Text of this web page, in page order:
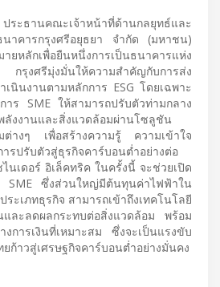
ะธานคณะเจ้าหน้าที่ด้านกลยุทธ์และ
นาคารกรุงศรีอยุธยา จำกัด (มหาชน)
หลักเพื่อยืนหนึ่งการเป็นธนาคารแห่ง
กรุงศรีมุ่งมั่นให้ความสำคัญกับการส่ง
เนินงานตามหลักการ ESG โดยเฉพาะ
าร SME ให้สามารถปรับตัวท่ามกลาง
ลังงานและสิ่งแวดล้อมผ่านโซลูชัน
มต่างๆ เพื่อสร้างความรู้ ความเข้าใจ
รปรับตัวสู่ธุรกิจคาร์บอนต่ำอย่างต่อ
นเดอร์ อิเล็คทริค ในครั้งนี้ จะช่วยเปิด
SME ซึ่งส่วนใหญ่มีต้นทุนค่าไฟฟ้าใน
ะเภทธุรกิจ สามารถเข้าถึงเทคโนโลยี
และลดผลกระทบต่อสิ่งแวดล้อม พร้อม
การเงินที่เหมาะสม ซึ่งจะเป็นแรงขับ
ก้าวสู่เศรษฐกิจคาร์บอนต่ำอย่างมั่นคง